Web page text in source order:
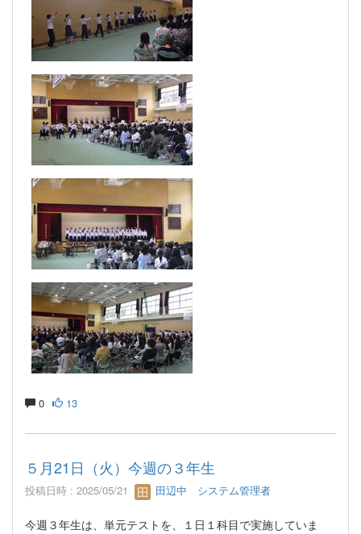
0 13
５月21日（火）今週の３年生
投稿日時 : 2025/05/21 田辺中 システム管理者
今週３年生は、単元テストを、１日１科目で実施していま